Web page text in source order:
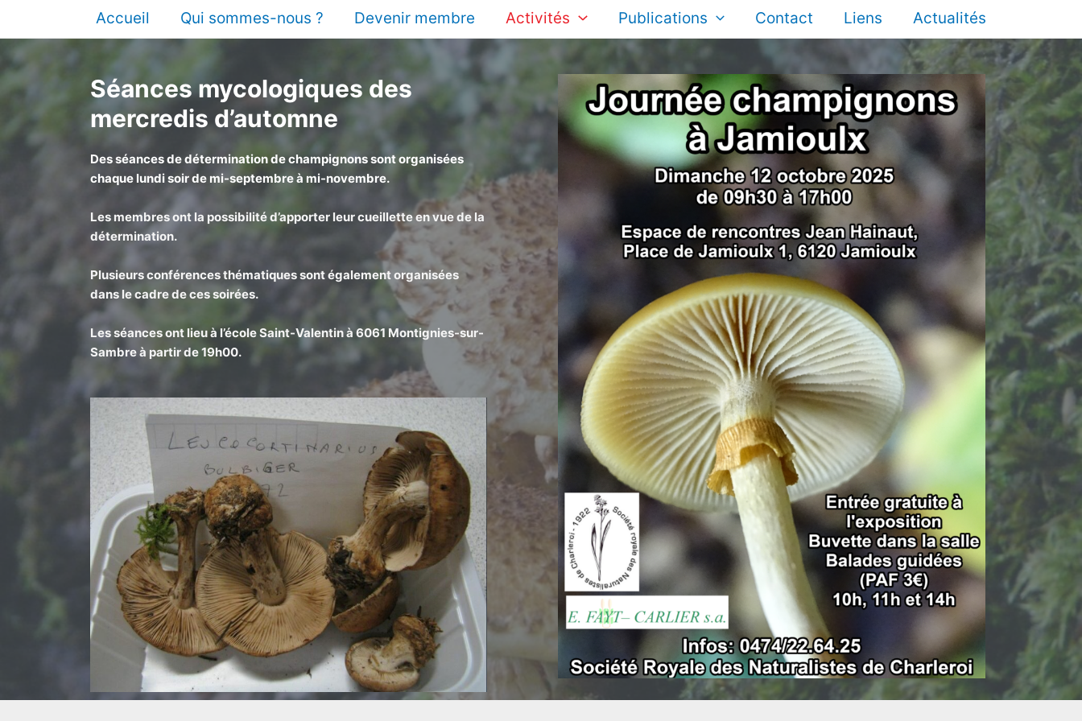
Accueil Qui sommes-nous ? Devenir membre Activités Publications Contact Liens Actualités
Séances mycologiques des
mercredis d’automne
Des séances de détermination de champignons sont organisées
chaque lundi soir de mi-septembre à mi-novembre.
Les membres ont la possibilité d’apporter leur cueillette en vue de la
détermination.
Plusieurs conférences thématiques sont également organisées
dans le cadre de ces soirées.
Les séances ont lieu à l’école Saint-Valentin à 6061 Montignies-sur-
Sambre à partir de 19h00.